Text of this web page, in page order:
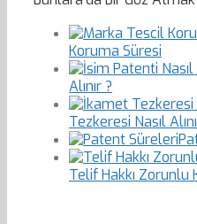
Koruma Süresi
Alınır ?
Tezkeresi Nasıl
Telif Hakkı Zorunlu